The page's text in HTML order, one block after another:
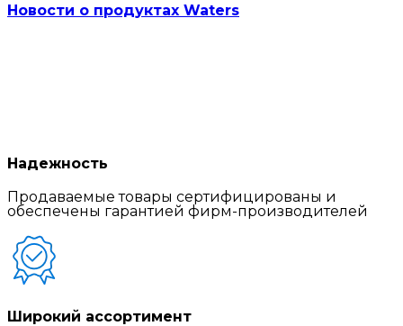
Новости о продуктах Waters
Надежность
Продаваемые товары сертифицированы и
обеспечены гарантией фирм-производителей
Широкий ассортимент